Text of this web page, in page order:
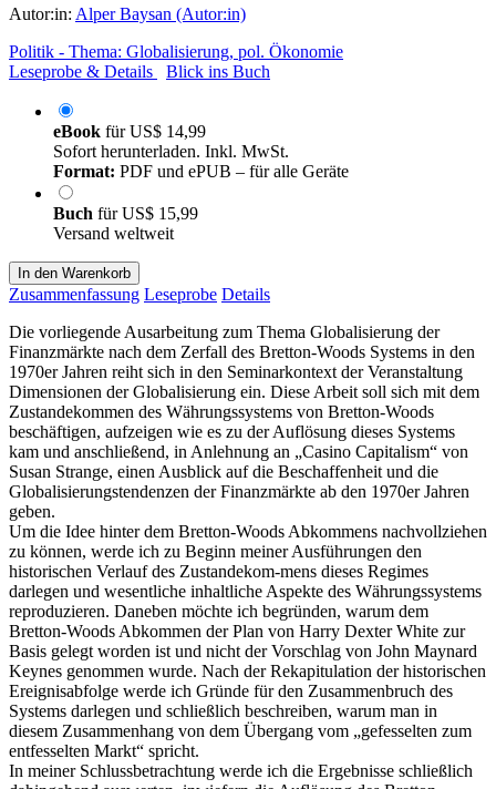
Autor:in: Alper Baysan (Autor:in)
Politik - Thema: Globalisierung, pol. Ökonomie
Leseprobe & Details
Blick ins Buch
eBook fürUS$ 14,99
Sofort herunterladen. Inkl. MwSt.
Format: PDF und ePUB – für alle Geräte
Buch fürUS$ 15,99
Versand weltweit
In den Warenkorb
Zusammenfassung Leseprobe Details
Die vorliegende Ausarbeitung zum Thema Globalisierung der
Finanzmärkte nach dem Zerfall des Bretton-Woods Systems in den
1970er Jahren reiht sich in den Seminarkontext der Veranstaltung
Dimensionen der Globalisierung ein. Diese Arbeit soll sich mit dem
Zustandekommen des Währungssystems von Bretton-Woods
beschäftigen, aufzeigen wie es zu der Auflösung dieses Systems
kam und anschließend, in Anlehnung an „Casino Capitalism“ von
Susan Strange, einen Ausblick auf die Beschaffenheit und die
Globalisierungstendenzen der Finanzmärkte ab den 1970er Jahren
geben.
Um die Idee hinter dem Bretton-Woods Abkommens nachvollziehen
zu können, werde ich zu Beginn meiner Ausführungen den
historischen Verlauf des Zustandekom-mens dieses Regimes
darlegen und wesentliche inhaltliche Aspekte des Währungssystems
reproduzieren. Daneben möchte ich begründen, warum dem
Bretton-Woods Abkommen der Plan von Harry Dexter White zur
Basis gelegt worden ist und nicht der Vorschlag von John Maynard
Keynes genommen wurde. Nach der Rekapitulation der historischen
Ereignisabfolge werde ich Gründe für den Zusammenbruch des
Systems darlegen und schließlich beschreiben, warum man in
diesem Zusammenhang von dem Übergang vom „gefesselten zum
entfesselten Markt“ spricht.
In meiner Schlussbetrachtung werde ich die Ergebnisse schließlich